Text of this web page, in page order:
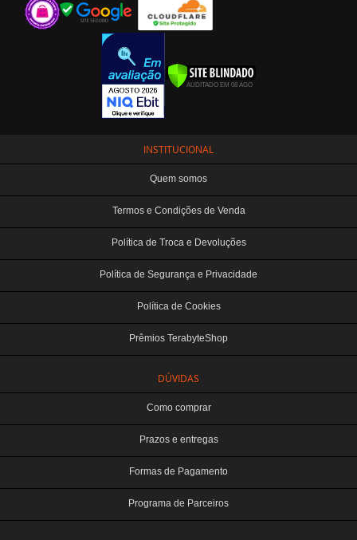
INSTITUCIONAL
Quem somos
Termos e Condições de Venda
Política de Troca e Devoluções
Política de Segurança e Privacidade
Política de Cookies
Prêmios TerabyteShop
DÚVIDAS
Como comprar
Prazos e entregas
Formas de Pagamento
Programa de Parceiros